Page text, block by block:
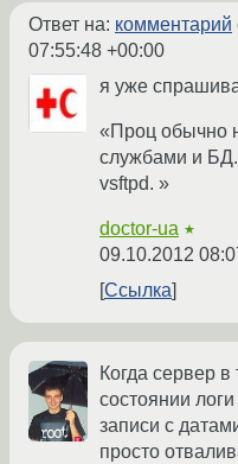
Ответ на: комментарий
07:55:48 +00:00
я уже
«Проц обычно
службами и БД.
vsftpd. »
doctor-ua ★
09.10.2012
Ссылка
Когда сервер
состоянии
записи с
просто